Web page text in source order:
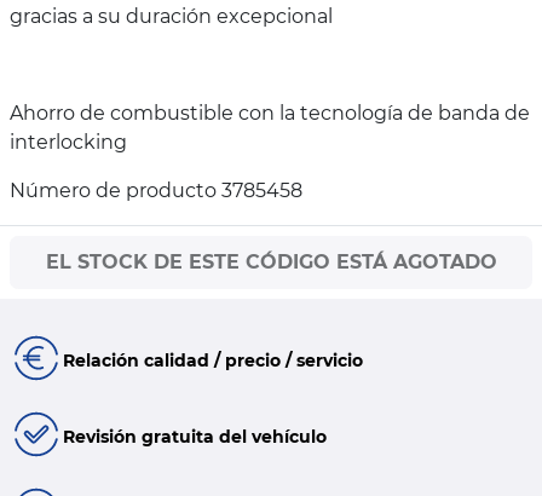
gracias a su duración excepcional
Ahorro de combustible con la tecnología de banda de
interlocking
Número de producto 3785458
EL STOCK DE ESTE CÓDIGO ESTÁ AGOTADO
Relación calidad / precio / servicio
Revisión gratuita del vehículo